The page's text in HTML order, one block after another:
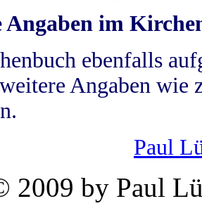
Angaben im
ebenfalls
Angaben wie
Paul
2009 by Paul